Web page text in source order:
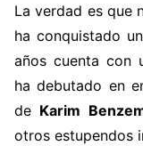
La verdad es que
ha conquistado
años cuenta con
ha debutado en
de Karim
otros estupendos